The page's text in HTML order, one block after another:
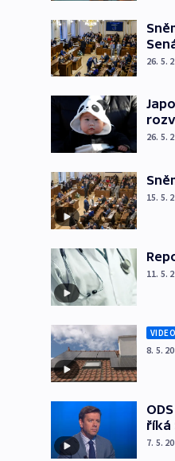
26. 5.
26. 5.
15. 5.
11. 5.
VIDEO
8. 5.
říká
7. 5.